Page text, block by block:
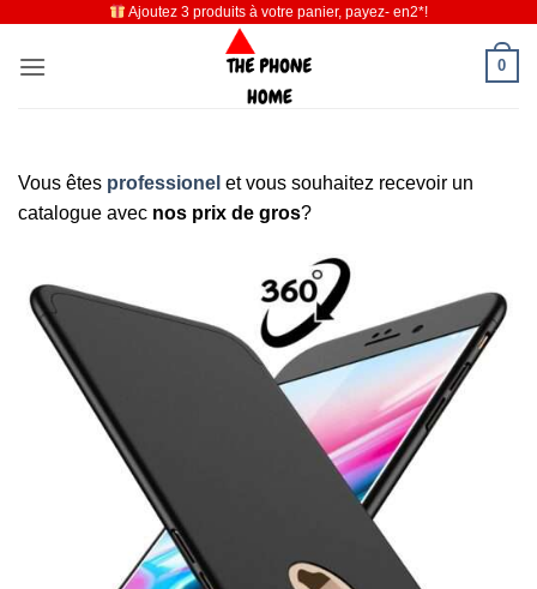
contenu
Ajoutez 3 produits à votre panier, payez- en2*!
0
Vous êtes professionel et vous souhaitez recevoir un
catalogue avec nos prix de gros?